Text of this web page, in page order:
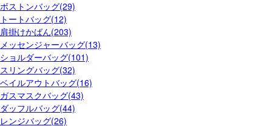
ボストンバッグ(29)
トートバッグ(12)
肩掛けかばん(203)
メッセンジャーバッグ(13)
ショルダーバッグ(101)
スリングバッグ(32)
ベイルアウトバッグ(16)
ガスマスクバッグ(43)
ダッフルバッグ(44)
レンジバッグ(26)